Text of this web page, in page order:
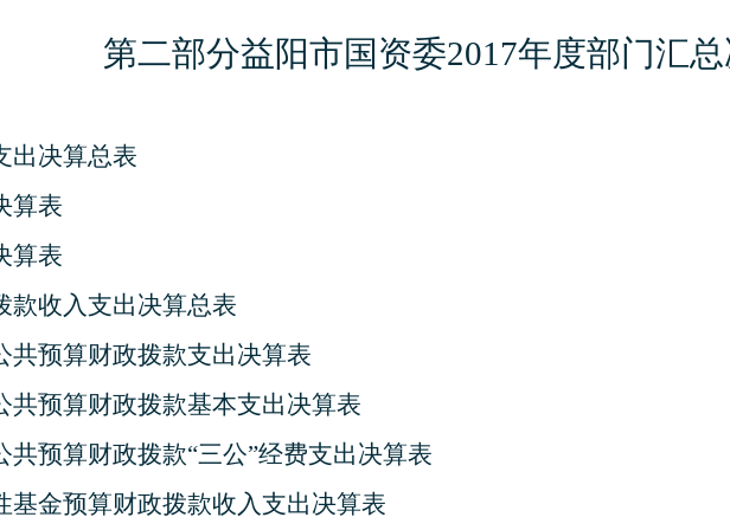
第二部分益阳市国资委2017年度部门汇
出决算总表
算表
算表
款收入支出决算总表
共预算财政拨款支出决算表
共预算财政拨款基本支出决算表
共预算财政拨款“三公”经费支出决算表
基金预算财政拨款收入支出决算表